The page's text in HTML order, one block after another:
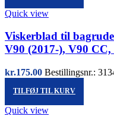
Quick view
Viskerblad til
V90 (2017-), V90
kr.175.00 Bestillingsnr.:
TILFØJ TIL KURV
Quick view